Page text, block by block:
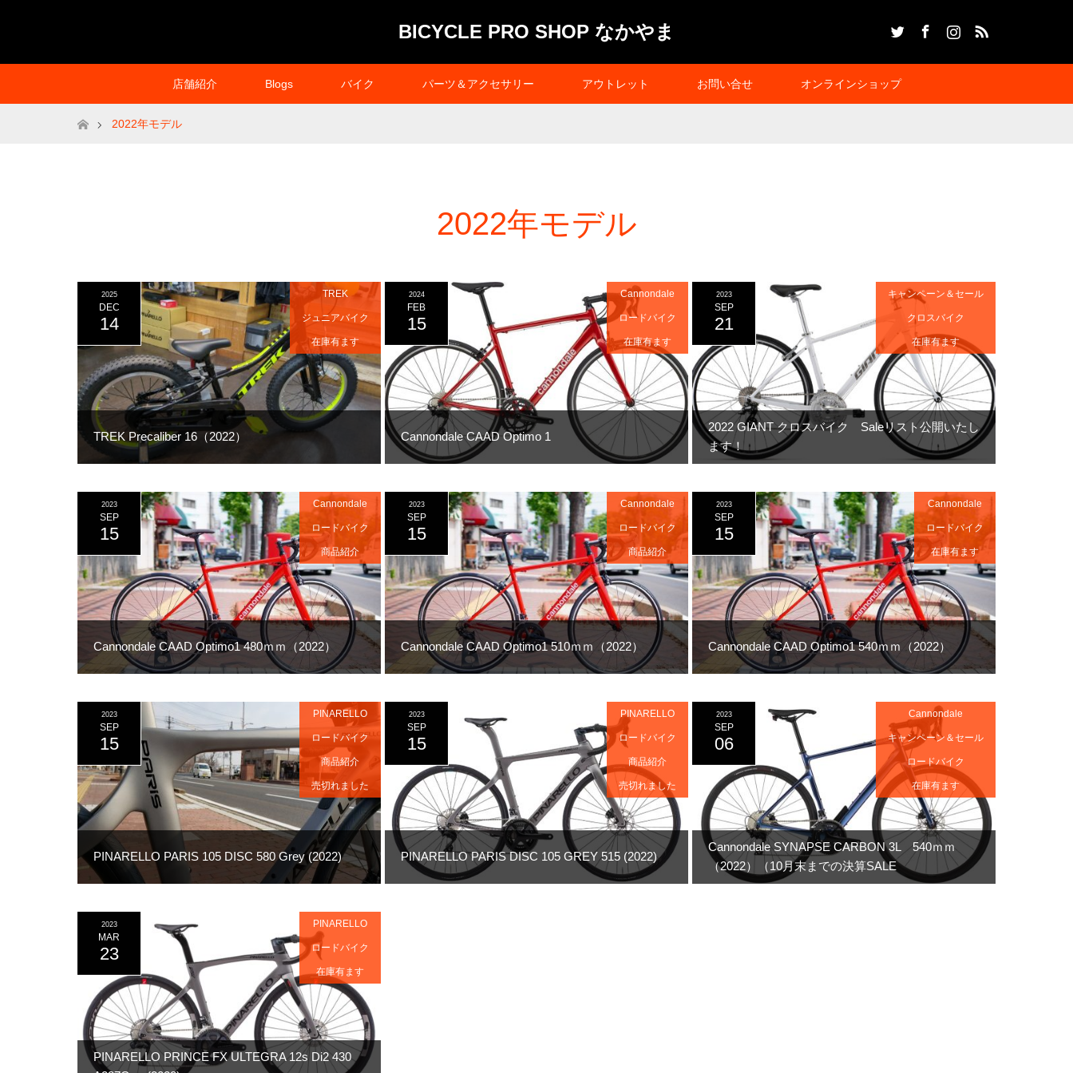
BICYCLE PRO SHOP なかやま
店舗紹介 Blogs バイク パーツ＆アクセサリー アウトレット お問い合せ オンラインショップ
ホーム2022年モデル
2022年モデル
TREK Precaliber 16（2022）
2025
DEC
14
TREK
ジュニアバイク
在庫有ます
Cannondale CAAD Optimo 1
2024
FEB
15
Cannondale
ロードバイク
在庫有ます
2022 GIANT クロスバイク Saleリスト公開いたし
ます！
2023
SEP
21
キャンペーン＆セール
クロスバイク
在庫有ます
Cannondale CAAD Optimo1 480ｍｍ（2022）
2023
SEP
15
Cannondale
ロードバイク
商品紹介
Cannondale CAAD Optimo1 510ｍｍ（2022）
2023
SEP
15
Cannondale
ロードバイク
商品紹介
Cannondale CAAD Optimo1 540ｍｍ（2022）
2023
SEP
15
Cannondale
ロードバイク
在庫有ます
PINARELLO PARIS 105 DISC 580 Grey (2022)
2023
SEP
15
PINARELLO
ロードバイク
商品紹介
売切れました
PINARELLO PARIS DISC 105 GREY 515 (2022)
2023
SEP
15
PINARELLO
ロードバイク
商品紹介
売切れました
Cannondale SYNAPSE CARBON 3L 540ｍｍ
（2022）（10月末までの決算SALE
2023
SEP
06
Cannondale
キャンペーン＆セール
ロードバイク
在庫有ます
PINARELLO PRINCE FX ULTEGRA 12s Di2 430
2023
MAR
23
PINARELLO
ロードバイク
在庫有ます